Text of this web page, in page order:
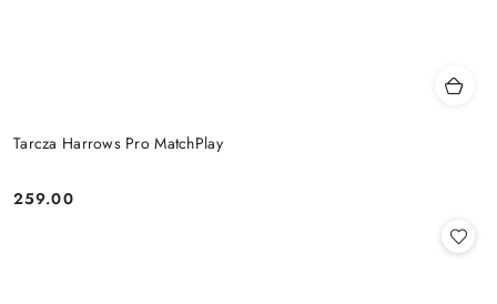
Tarcza Harrows Pro MatchPlay
Cena:
259.00